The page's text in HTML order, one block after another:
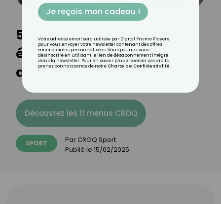
5 exercices efficaces pour
éliminer les poignées
d’amour
Découvrez les 11 menus CROQ
SPORT Par CROQ Sport
Publié le 15/02/2025
Je reçois mon cadeau !
Votre adresse email sera utilisée par Digital Prisma Players
pour vous envoyer votre newsletter contenant des offres
commerciales personnalisées. Vous pourrez vous
désinscrire en utilisant le lien de désabonnement intégré
dans la newsletter. Pour en savoir plus et exercer vos droits,
prenez connaissance de notre Charte de Confidentialité.